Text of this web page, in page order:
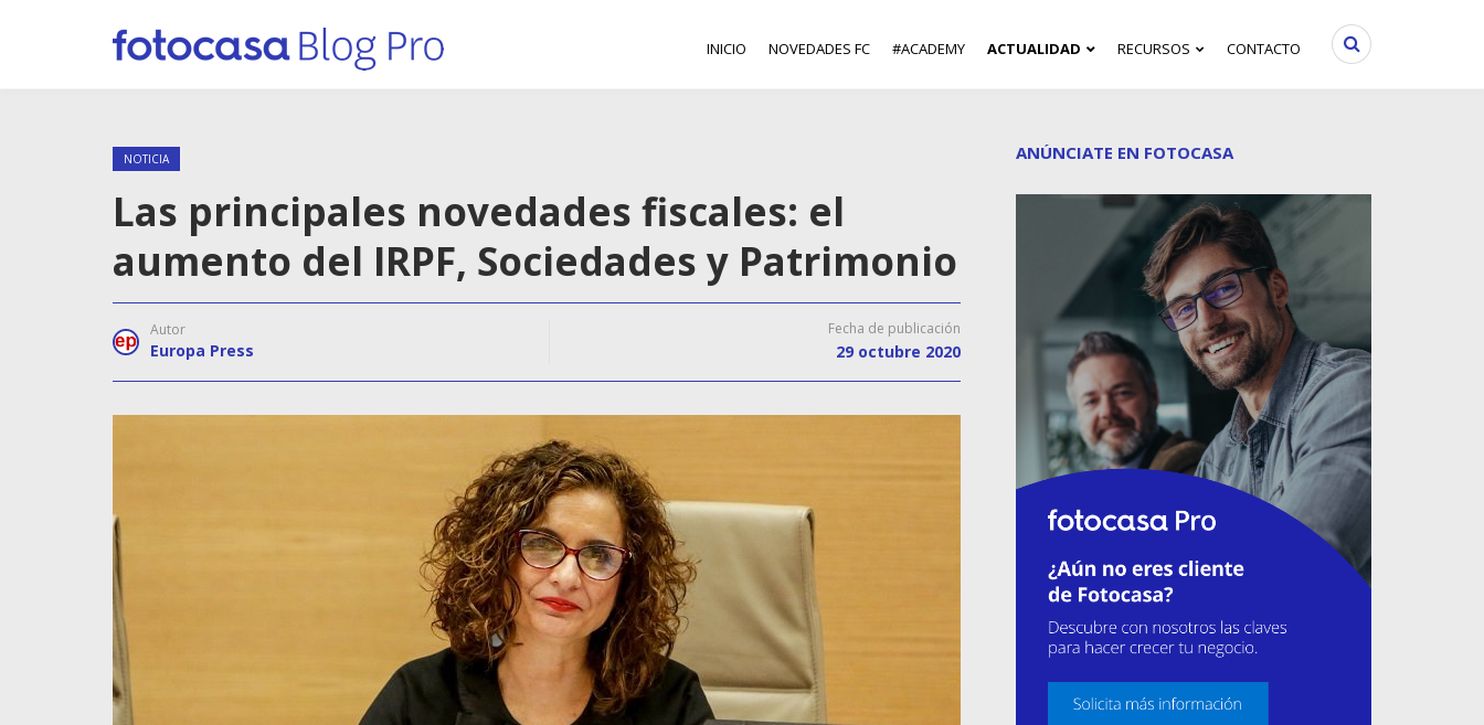
INICIO NOVEDADES FC #ACADEMY ACTUALIDAD RECURSOS CONTACTO
NOTICIA
Las principales novedades fiscales: el
aumento del IRPF, Sociedades y Patrimonio
Autor
Europa Press
Fecha de publicación
29 octubre 2020
ANÚNCIATE EN FOTOCASA